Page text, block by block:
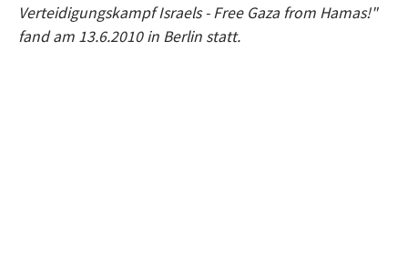
Verteidigungskampf Israels - Free Gaza from Hamas!"
fand am 13.6.2010 in Berlin statt.